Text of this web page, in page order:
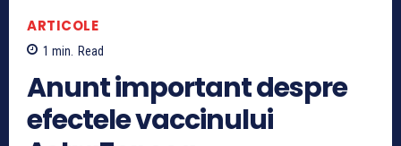
ARTICOLE
1 min. Read
Anunt important despre
efectele vaccinului